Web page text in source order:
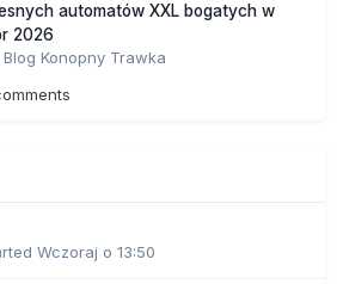
automatów XXL bogatych w
2026
Blog Konopny Trawka
Wczoraj o 13:50